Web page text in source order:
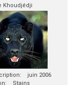
Khoudjédji
juin 2006
Stains